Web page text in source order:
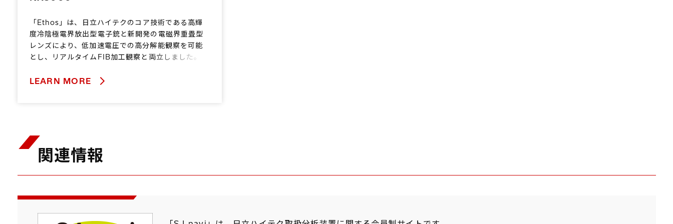
「Ethos」は、日立ハイテクのコア技術である高輝
度冷陰極電界放出型電子銃と新開発の電磁界重畳型
レンズにより、低加速電圧での高分解能観察を可能
とし、リアルタイムFIB加工観察と両立しました。
LEARN MORE
関連情報